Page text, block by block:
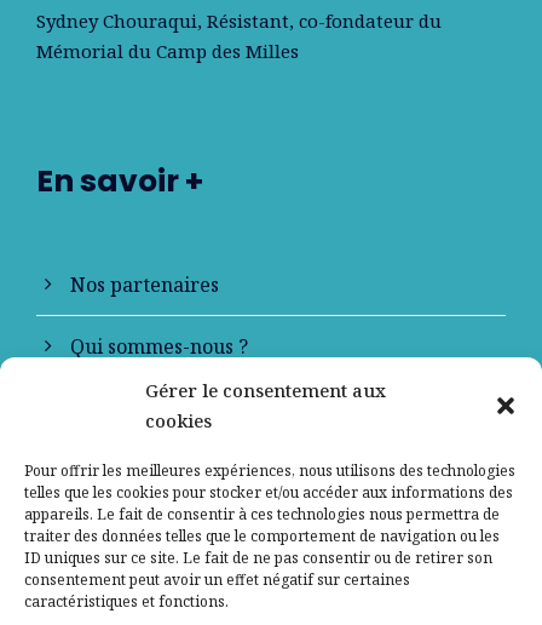
Gérer le consentement aux
cookies
Pour offrir les meilleures expériences, nous utilisons des technologies
telles que les cookies pour stocker et/ou accéder aux informations des
appareils. Le fait de consentir à ces technologies nous permettra de
traiter des données telles que le comportement de navigation ou les
ID uniques sur ce site. Le fait de ne pas consentir ou de retirer son
consentement peut avoir un effet négatif sur certaines
caractéristiques et fonctions.
Sydney Chouraqui, Résistant, co-fondateur du
Mémorial du Camp des Milles
En savoir +
Nos partenaires
Qui sommes-nous ?
Contactez-nous
Mentions légales
Politique de confidentialité